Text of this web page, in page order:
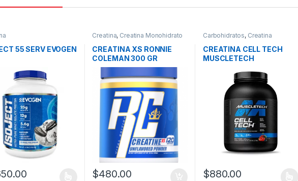
55 SERV EVOGEN
Creatina, Creatina Monohidrato
CREATINA XS RONNIE
COLEMAN 300 GR
$480.00
Carbohidratos, Creatina
CREATINA CELL TECH
MUSCLETECH
$880.00